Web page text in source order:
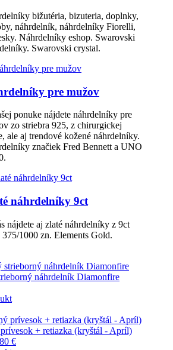
bižutéria, bizuteria, doplnky,
náhrdelník, náhrdelníky Fiorelli,
Náhrdelníky eshop. Swarovski
Swarovski crystal.
pre mužov
ponuke nájdete náhrdelníky pre
zo striebra 925, z chirurgickej
ale aj trendové kožené náhrdelníky.
značiek Fred Bennett a UNO
náhrdelníky 9ct
nájdete aj zlaté náhrdelníky z 9ct
375/1000 zn. Elements Gold.
náhrdelník Diamonfire
+ retiazka (kryštál - Apríl)
€